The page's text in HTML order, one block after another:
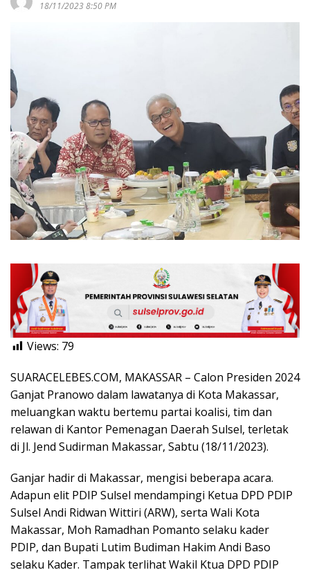
18/11/2023 8:50 PM
Views: 79
SUARACELEBES.COM, MAKASSAR – Calon Presiden 2024
Ganjat Pranowo dalam lawatanya di Kota Makassar,
meluangkan waktu bertemu partai koalisi, tim dan
relawan di Kantor Pemenagan Daerah Sulsel, terletak
di Jl. Jend Sudirman Makassar, Sabtu (18/11/2023).
Ganjar hadir di Makassar, mengisi beberapa acara.
Adapun elit PDIP Sulsel mendampingi Ketua DPD PDIP
Sulsel Andi Ridwan Wittiri (ARW), serta Wali Kota
Makassar, Moh Ramadhan Pomanto selaku kader
PDIP, dan Bupati Lutim Budiman Hakim Andi Baso
selaku Kader. Tampak terlihat Wakil Ktua DPD PDIP